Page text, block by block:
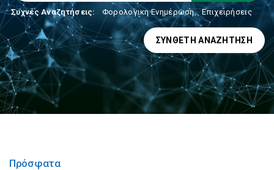
Συχνές Αναζητήσεις: Φορολογικη Ενημέρωση, Επιχειρήσεις
ΣΎΝΘΕΤΗ ΑΝΑΖΉΤΗΣΗ
Πρόσφατα